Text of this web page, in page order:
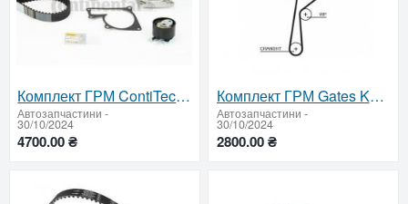
Комплект ГРМ ContiTech + помпа CT1184WP1
Автозапчастини -
30/10/2024
4700.00 ₴
Комплект ГРМ Gates K9K K035675XS
Автозапчастини -
30/10/2024
2800.00 ₴